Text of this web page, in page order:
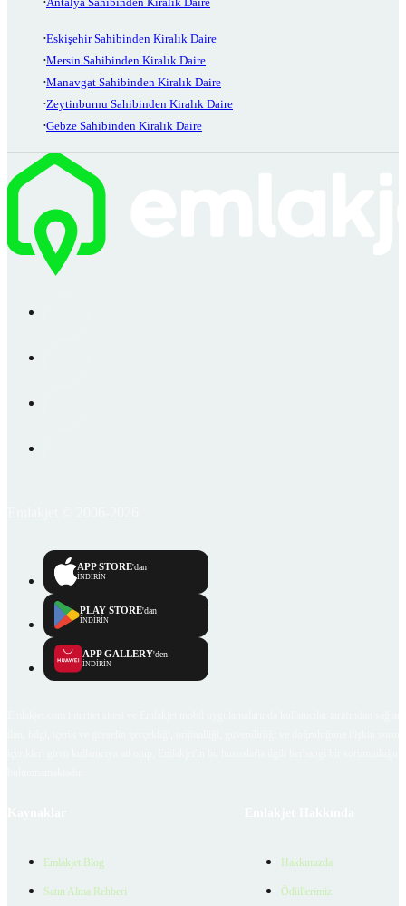
Eskişehir Sahibinden Kiralık Daire
Mersin Sahibinden Kiralık Daire
Manavgat Sahibinden Kiralık Daire
Zeytinburnu Sahibinden Kiralık Daire
Gebze Sahibinden Kiralık Daire
APP STORE'dan
İNDİRİN
PLAY STORE'dan
İNDİRİN
APP GALLERY'den
İNDİRİN
Emlakjet Blog
Satın Alma Rehberi
Hakkımızda
Ödüllerimiz